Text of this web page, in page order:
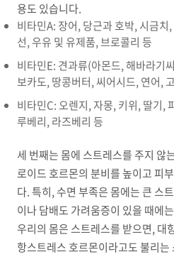
용도 있습니다.
비타민A: 장어, 당근과 호박, 시금
선, 우유 및 유제품, 브로콜리 등
비타민E: 견과류(아몬드, 해바라기
보카도, 땅콩버터, 씨어시드, 연어,
비타민C: 오렌지, 자몽, 키위, 딸기,
루베리, 라즈베리 등
세 번째는 몸에 스트레스를 주지 않
로이드 호르몬의 분비를 높이고 피
다. 특히, 수면 부족은 몸에는 큰 스
이나 담배도 가려움증이 있을 때에
우리의 몸은 스트레스를 받으면, 대
항스트레스 호르몬이라고도 불리